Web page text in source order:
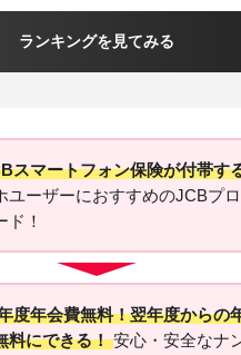
ランキングを見てみる
スマートフォン保険が付帯す
ユーザーにおすすめのJCBプ
ド！
度年会費無料！翌年度からの
料にできる！ 安心・安全なナ